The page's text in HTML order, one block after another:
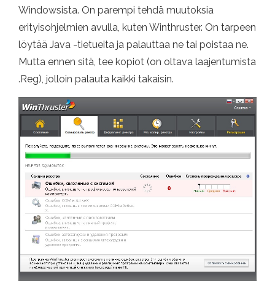
Windowsista. On parempi tehdä muutoksia
erityisohjelmien avulla, kuten Winthruster. On tarpeen
löytää Java -tietueita ja palauttaa ne tai poistaa ne.
Mutta ennen sitä, tee kopiot (on oltava laajentumista
.Reg), jolloin palauta kaikki takaisin.